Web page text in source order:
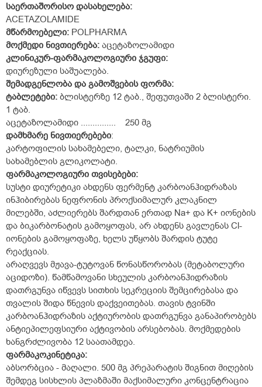
საერთაშორისო დასახელება:
ACETAZOLAMIDE
მწარმოებელი: POLPHARMA
მოქმედი ნივთიერება: აცეტაზოლამიდი
კლინიკურ-ფარმაკოლოგიური ჯგუფი:
დიურეზული საშუალება.
შემადგენლობა და გამოშვების ფორმა:
ტაბლეტები: ბლისტერზე 12 ტაბ., შეფუთვაში 2 ბლისტერი.
1 ტაბ.
აცეტაზოლამიდი ............... 250 მგ
დამხმარე ნივთიერებები:
კარტოფილის სახამებელი, ტალკი, ნატრიუმის
სახამებლის გლიკოლატი.
ფარმაკოლოგიური თვისებები:
სუსტი დიურეტიკი ახდენს ფერმენტ კარბოანჰიდრაზას
ინჰიბირებას ნეფრონის პროქსიმალურ კლაკნილ
მილებში, აძლიერებს შარდთან ერთად Na+ და K+ იონების
და ბიკარბონატის გამოყოფას, არ ახდენს გავლენას Cl-
იონების გამოყოფაზე, ხელს უწყობს შარდის ტუტე
რეაქციას.
არაღვევს მჟავა-ტუტოვან წონასწორობას (მეტაბოლური
აციდოზი). წამწამოვანი სხეულის კარბოანჰიდრაზის
დათრგუნვა იწვევს სითხის სეკრეციის შემცირებასა და
თვალის შიდა წნევის დაქვეითებას. თავის ტვინში
კარბოანჰიდრაზის აქტიურობის დათრგუნვა განაპირობებს
ანტიეპილეფსიური აქტივობის არსებობას. მოქმედების
ხანგრძლივობა 12 საათამდეა.
ფარმაკოკინეტიკა:
აბსორბცია - მაღალი. 500 მგ პრეპარატის შიგნით მიღების
შემდეგ სისხლის პლაზმაში მაქსიმალური კონცენტრაცია